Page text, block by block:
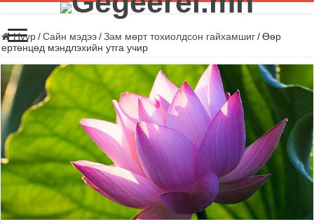
Нүүр / Сайн мэдээ / Зам мөрт тохиолдсон гайхамшиг / Өөр
ертөнцөд мэндлэхийн утга учир